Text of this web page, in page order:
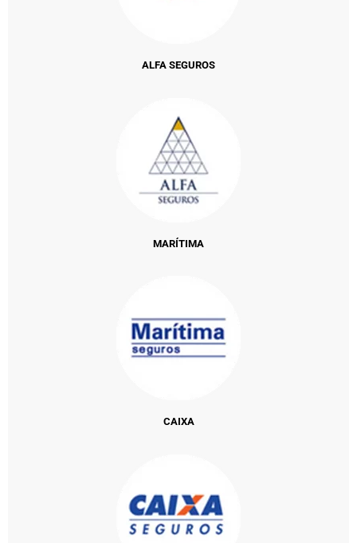
ALFA SEGUROS
MARÍTIMA
CAIXA